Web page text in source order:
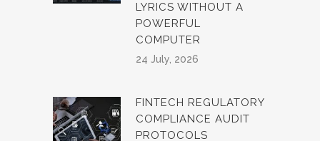
LYRICS WITHOUT A
POWERFUL
COMPUTER
24 July, 2026
FINTECH REGULATORY
COMPLIANCE AUDIT
PROTOCOLS